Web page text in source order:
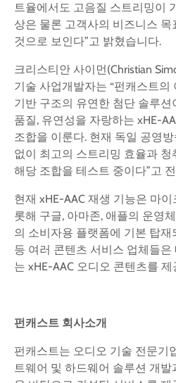
트율에서도 고음질 스트리밍이
상은 물론 고객사의 비즈니스
것으로 보인다”고 밝혔습니다.
크리스티안 사이먼(Christian
기술 사업개발자는 “펀캐스트의
기반 구조의 유연한 첨단 솔루
품질, 유연성을 자랑하는 xHE-
조합을 이룬다. 현재 독일 공영
없이 최고의 스트리밍 효율과
해당 조합을 테스트 중이다”고
현재 xHE-AAC 재생 기능은 마이
롯해 구글, 아마존, 애플의 운영
의 소비자용 플랫폼에 기본 탑
등 여러 콘텐츠 서비스 업체들
는 xHE-AAC 오디오 콘텐츠를
펀캐스트 회사소개
펀캐스트는 오디오 기술 전문기
트웨어 및 하드웨어 솔루션 개